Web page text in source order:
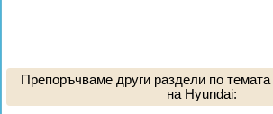
Препоръчваме други раздели по темата
на Hyundai: